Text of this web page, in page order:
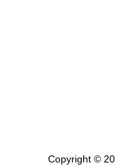
Copyright ©